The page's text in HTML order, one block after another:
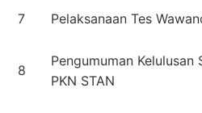
7 Pelaksanaan Tes
8
Pengumuman Kelulusan
PKN STAN